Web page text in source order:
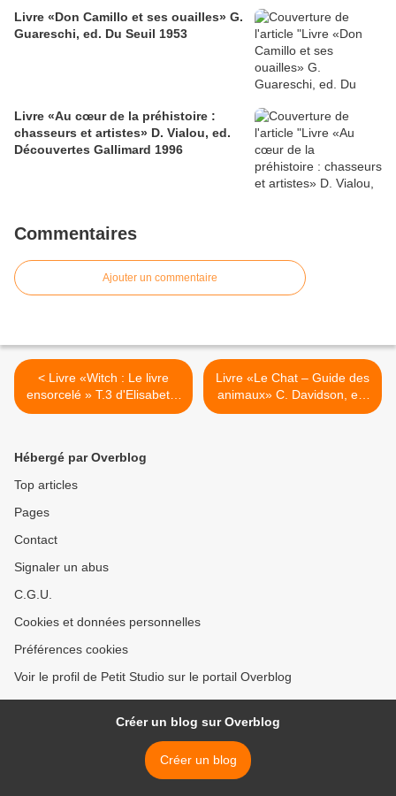
Livre «Don Camillo et ses ouailles» G.
Guareschi, ed. Du Seuil 1953
Livre «Au cœur de la préhistoire :
chasseurs et artistes» D. Vialou, ed.
Découvertes Gallimard 1996
Commentaires
Ajouter un commentaire
< Livre «Witch : Le livre
ensorcelé » T.3 d'Elisabetta
Gnone, coll. Bibliothèque
Livre «Le Chat – Guide des
animaux» C. Davidson, ed.
Elcy 2009 >
Hébergé par Overblog
Top articles
Pages
Contact
Signaler un abus
C.G.U.
Cookies et données personnelles
Préférences cookies
Voir le profil de Petit Studio sur le portail Overblog
Créer un blog sur Overblog
Créer un blog